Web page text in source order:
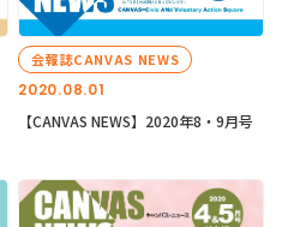
2020.08.01
会報誌CANVAS NEWS
【CANVAS NEWS】2020年8・9月号